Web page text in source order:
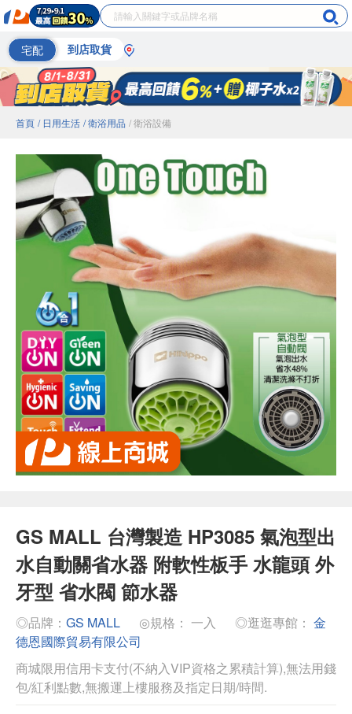
宅配 到店取貨
首頁 / 日用生活 / 衛浴用品 / 衛浴設備
GS MALL 台灣製造 HP3085 氣泡型出
水自動關省水器 附軟性板手 水龍頭 外
牙型 省水閥 節水器
◎品牌： GS MALL ◎規格： 一入 ◎逛逛專館： 金
德恩國際貿易有限公司
商城限用信用卡支付(不納入VIP資格之累積計算),無法用錢
包/紅利點數,無搬運上樓服務及指定日期/時間.